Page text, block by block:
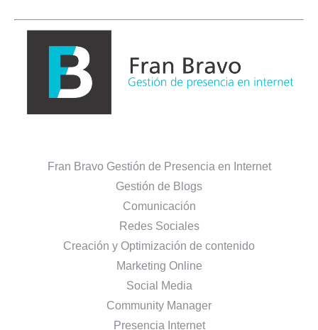
Fran Bravo Gestión de Presencia en Internet
Gestión de Blogs
Comunicación
Redes Sociales
Creación y Optimización de contenido
Marketing Online
Social Media
Community Manager
Presencia Internet